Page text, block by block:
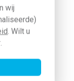
wij
. Wilt u
.